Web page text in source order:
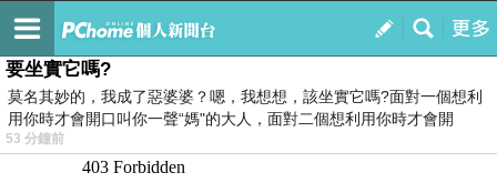
我的
最新文章
要坐實它嗎?
莫名其妙的，我成了惡婆婆？嗯，我想想，該坐實它嗎?面對一個想利
用你時才會開口叫你一聲“媽"的大人，面對二個想利用你時才會開
53 分鐘前